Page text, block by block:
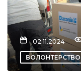
02.11.2024
ВОЛОНТЕРСТВО